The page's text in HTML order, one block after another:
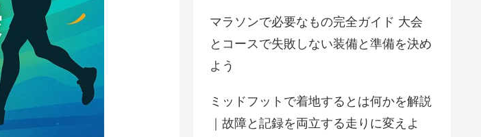
マラソンで必要なもの完全ガイド 大会
とコースで失敗しない装備と準備を決め
よう
ミッドフットで着地するとは何かを解説
｜故障と記録を両立する走りに変えよ